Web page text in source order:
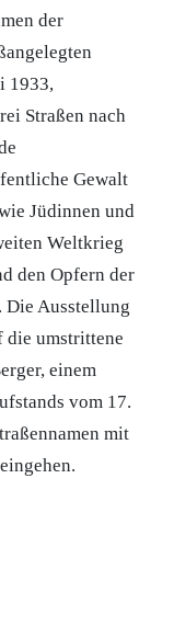
der
1933,
Straßen nach
Gewalt
Jüdinnen und
Weltkrieg
den Opfern der
Die Ausstellung
die umstrittene
einem
vom 17.
mit